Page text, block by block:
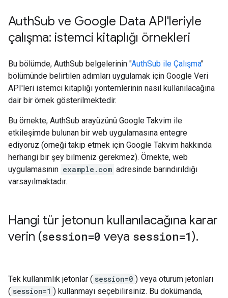
AuthSub ve Google Data API'leriyle
çalışma: istemci kitaplığı örnekleri
Bu bölümde, AuthSub belgelerinin "AuthSub ile Çalışma"
bölümünde belirtilen adımları uygulamak için Google Veri
API'leri istemci kitaplığı yöntemlerinin nasıl kullanılacağına
dair bir örnek gösterilmektedir.
Bu örnekte, AuthSub arayüzünü Google Takvim ile
etkileşimde bulunan bir web uygulamasına entegre
ediyoruz (örneği takip etmek için Google Takvim hakkında
herhangi bir şey bilmeniz gerekmez). Örnekte, web
uygulamasının example.com adresinde barındırıldığı
varsayılmaktadır.
Hangi tür jetonun kullanılacağına karar
verin (session=0 veya session=1).
Tek kullanımlık jetonlar ( session=0 ) veya oturum jetonları
( session=1 ) kullanmayı seçebilirsiniz. Bu dokümanda,